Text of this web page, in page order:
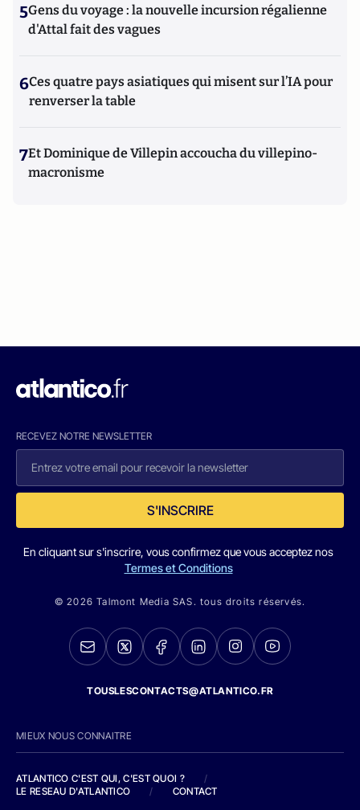
5Gens du voyage : la nouvelle incursion régalienne
d'Attal fait des vagues
6Ces quatre pays asiatiques qui misent sur l’IA pour
renverser la table
7Et Dominique de Villepin accoucha du villepino-
macronisme
RECEVEZ NOTRE NEWSLETTER
S'INSCRIRE
En cliquant sur s'inscrire, vous confirmez que vous acceptez nos
Termes et Conditions
© 2026 Talmont Media SAS. tous droits réservés.
TOUSLESCONTACTS@ATLANTICO.FR
MIEUX NOUS CONNAITRE
ATLANTICO C'EST QUI, C'EST QUOI ?
/
LE RESEAU D'ATLANTICO
/ CONTACT